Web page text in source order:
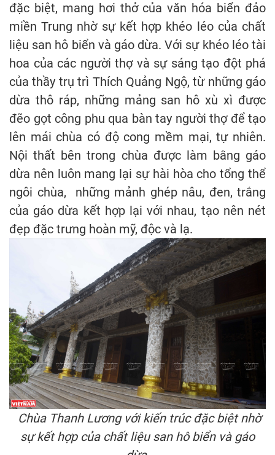
đặc biệt, mang hơi thở của văn hóa biển đảo
miền Trung nhờ sự kết hợp khéo léo của chất
liệu san hô biển và gáo dừa. Với sự khéo léo tài
hoa của các người thợ và sự sáng tạo đột phá
của thầy trụ trì Thích Quảng Ngộ, từ những gáo
dừa thô ráp, những mảng san hô xù xì được
đẽo gọt công phu qua bàn tay người thợ để tạo
lên mái chùa có độ cong mềm mại, tự nhiên.
Nội thất bên trong chùa được làm bằng gáo
dừa nên luôn mang lại sự hài hòa cho tổng thể
ngôi chùa, những mảnh ghép nâu, đen, trắng
của gáo dừa kết hợp lại với nhau, tạo nên nét
đẹp đặc trưng hoàn mỹ, độc và lạ.
Chùa Thanh Lương với kiến trúc đặc biệt nhờ
sự kết hợp của chất liệu san hô biển và gáo